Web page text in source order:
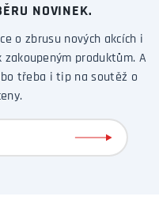
NOVINEK.
o zbrusu nových akcích i
produktům. A
třeba i tip na soutěž o